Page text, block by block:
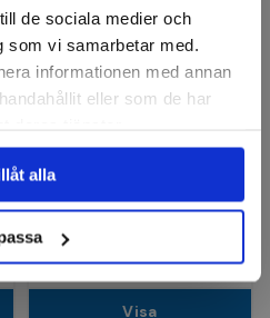
de sociala medier och
som vi samarbetar med.
informationen med annan
eller som de har
alla
OSBORN
vågig K120
Finns i fler varianter
180 kr
Finns i lager
Visa